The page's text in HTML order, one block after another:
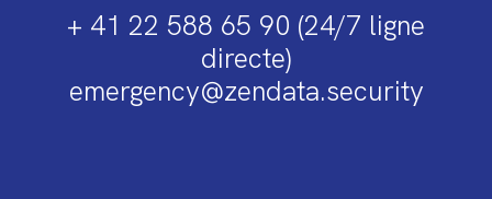
+ 41 22 588 65 90 (24/7 ligne
directe)
emergency@zendata.security